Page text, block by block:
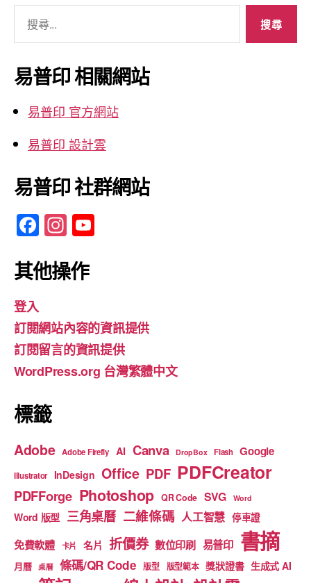
鍵
字:
易普印 相關網站
易普印 官方網站
易普印 設計雲
易普印 社群網站
F
c
b
o
o
k
In
a
a
m
u
b
e
其他操作
登入
訂閱網站內容的資訊提供
訂閱留言的資訊提供
WordPress.org 台灣繁體中文
標籤
Adobe Adobe Firefly AI Canva DropBox Flash Google
Illustrator InDesign Office PDF PDFCreator
PDFForge Photoshop QR Code SVG Word
Word 版型 三角桌曆 二維條碼 人工智慧 停車證
免費軟體 卡片 名片 折價券 數位印刷 易普印 書摘
月曆 桌曆 條碼/QR Code 版型 版型範本 獎狀證書 生成式 AI